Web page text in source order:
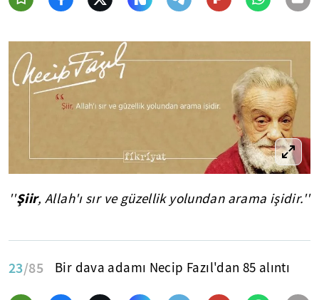
''Şiir, Allah'ı sır ve güzellik yolundan arama işidir.''
23/85 Bir dava adamı Necip Fazıl'dan 85 alıntı